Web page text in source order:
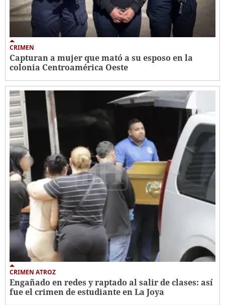
CRIMEN
Capturan a mujer que mató a su esposo en la
colonia Centroamérica Oeste
CRIMEN ATROZ
Engañado en redes y raptado al salir de clases: así
fue el crimen de estudiante en La Joya